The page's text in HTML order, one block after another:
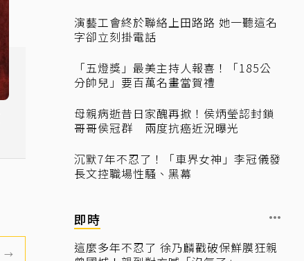
→
演藝工會終於聯絡上田路路 她一聽這名
字卻立刻掛電話
「五燈獎」最美主持人報喜！「185公
分帥兒」要百萬名畫當賀禮
母親病逝昔日家醜再掀！侯炳瑩認封鎖
哥哥侯冠群 兩度抗癌近況曝光
沉默7年不忍了！「車界女神」李冠儀發
長文控職場性騷、黑幕
即時
這麼多年不忍了 徐乃麟戳破保鮮膜狂親